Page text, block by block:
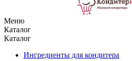
Меню
Каталог
Каталог
Ингредиенты для кондитера